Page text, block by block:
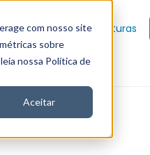
com nosso site
sobre
nossa Política de
Aceitar
Notícias Assinaturas